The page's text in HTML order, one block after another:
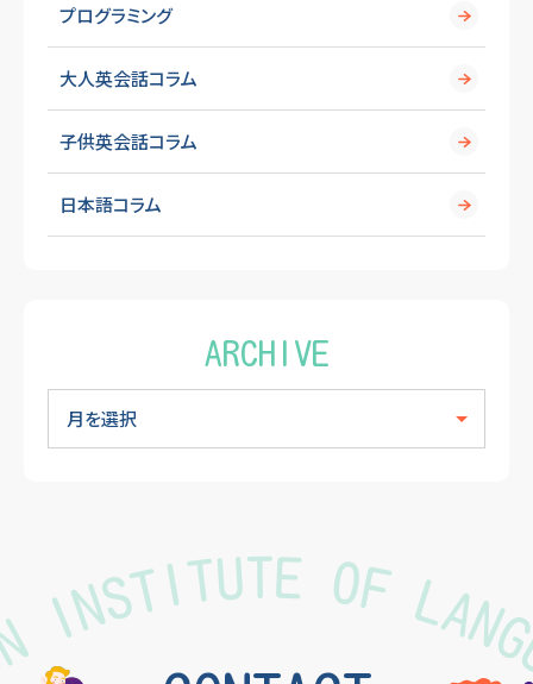
プログラミング
大人英会話コラム
子供英会話コラム
日本語コラム
ARCHIVE